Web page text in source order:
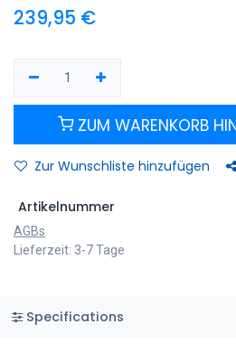
239,95 €
ZUM WARENKORB
Zur Wunschliste hinzufügen
Artikelnummer
AGBs
Lieferzeit: 3-7 Tage
Specifications